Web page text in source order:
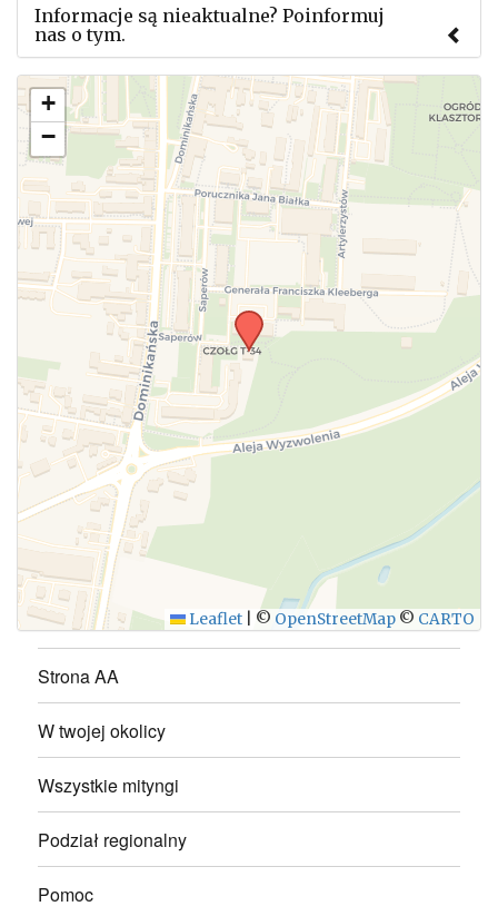
Informacje są nieaktualne? Poinformuj
nas o tym.
Użyj tego formularza aby przesłać informację o
zmianach w powyższym mityngu.
+
−
Leaflet © OpenStreetMap © CARTO
Strona AA
W twojej okolicy
Wszystkie mityngi
Podział regionalny
Pomoc